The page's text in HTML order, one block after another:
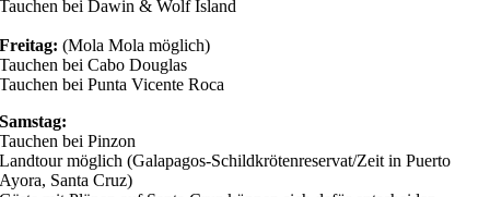
Tauchen bei Dawin & Wolf Island
Freitag:(Mola Mola möglich)
Tauchen bei Cabo Douglas
Tauchen bei Punta Vicente Roca
Samstag:
Tauchen bei Pinzon
Landtour möglich (Galapagos-Schildkrötenreservat/Zeit in Puerto
Ayora, Santa Cruz)